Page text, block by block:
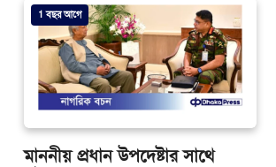
1 বছর আগে
মাননীয় প্রধান উপদেষ্টার সাথে